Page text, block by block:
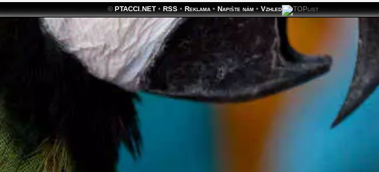
©PTACCI.NET • RSS • Reklama • Napište nám • Vzhled